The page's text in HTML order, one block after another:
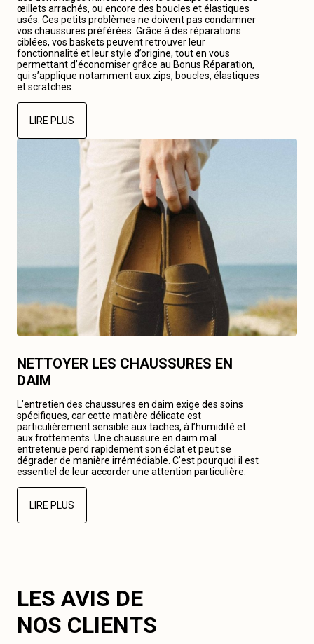
œillets arrachés, ou encore des boucles et élastiques
usés. Ces petits problèmes ne doivent pas condamner
vos chaussures préférées. Grâce à des réparations
ciblées, vos baskets peuvent retrouver leur
fonctionnalité et leur style d’origine, tout en vous
permettant d’économiser grâce au Bonus Réparation,
qui s’applique notamment aux zips, boucles, élastiques
et scratches.
LIRE PLUS
NETTOYER LES CHAUSSURES EN
DAIM
L’entretien des chaussures en daim exige des soins
spécifiques, car cette matière délicate est
particulièrement sensible aux taches, à l’humidité et
aux frottements. Une chaussure en daim mal
entretenue perd rapidement son éclat et peut se
dégrader de manière irrémédiable. C’est pourquoi il est
essentiel de leur accorder une attention particulière.
LIRE PLUS
LES AVIS DE
NOS CLIENTS